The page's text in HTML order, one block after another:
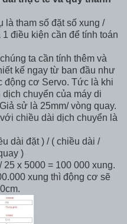
là tham số đặt số xung /
điều kiện cần để tính toán
ta cần tính thêm và
kế ngay từ ban đầu như
động cơ Servo. Tức là khi
chuyển của máy di
sử là 25mm/ vòng quay.
chiều dài dịch chuyển là
đặt ) / ( chiều dài /
)
x 5000 = 100 000 xung.
xung thì động cơ sẽ